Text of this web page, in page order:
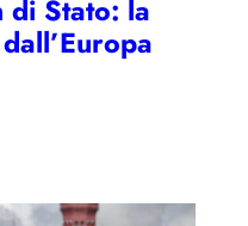
Stato: la